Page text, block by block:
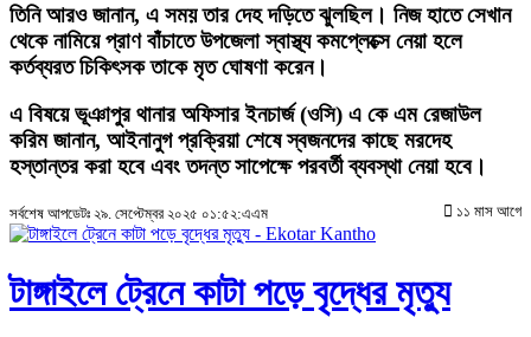
তিনি আরও জানান, এ সময় তার দেহ দড়িতে ঝুলছিল। নিজ হাতে সেখান
থেকে নামিয়ে প্রাণ বাঁচাতে উপজেলা স্বাস্থ্য কমপ্লেক্সে নেয়া হলে
কর্তব্যরত চিকিৎসক তাকে মৃত ঘোষণা করেন।
এ বিষয়ে ভূঞাপুর থানার অফিসার ইনচার্জ (ওসি) এ কে এম রেজাউল
করিম জানান, আইনানুগ প্রক্রিয়া শেষে স্বজনদের কাছে মরদেহ
হস্তান্তর করা হবে এবং তদন্ত সাপেক্ষে পরবর্তী ব্যবস্থা নেয়া হবে।
সর্বশেষ আপডেটঃ ২৯. সেপ্টেম্বর ২০২৫ ০১:৫২:এএম ১১ মাস আগে
টাঙ্গাইলে ট্রেনে কাটা পড়ে বৃদ্ধের মৃত্যু